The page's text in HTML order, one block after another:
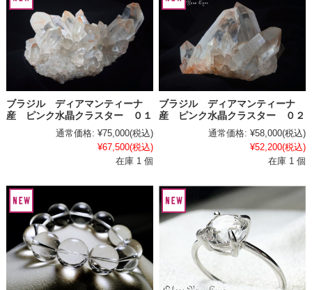
ブラジル ディアマンティーナ
産 ピンク水晶クラスター ０１
通常価格: ¥75,000(税込)
¥67,500(税込)
在庫 1 個
ブラジル ディアマンティーナ
産 ピンク水晶クラスター ０２
通常価格: ¥58,000(税込)
¥52,200(税込)
在庫 1 個